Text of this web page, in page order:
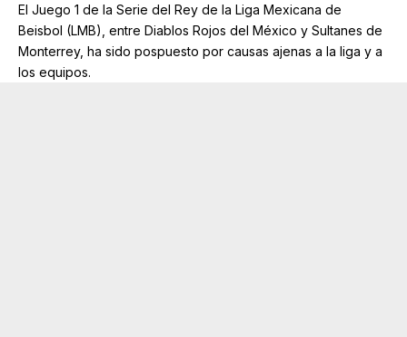
El Juego 1 de la Serie del Rey de la Liga Mexicana de
Beisbol (LMB), entre Diablos Rojos del México y Sultanes de
Monterrey, ha sido pospuesto por causas ajenas a la liga y a
los equipos.